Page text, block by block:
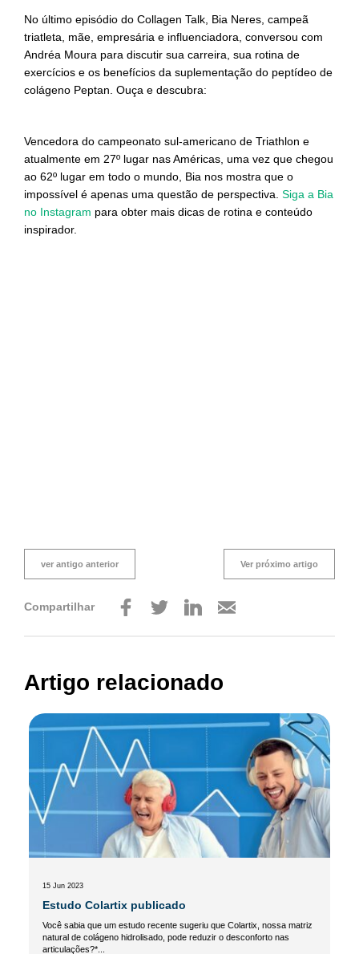
No último episódio do Collagen Talk, Bia Neres, campeã
triatleta, mãe, empresária e influenciadora, conversou com
Andréa Moura para discutir sua carreira, sua rotina de
exercícios e os benefícios da suplementação do peptídeo de
colágeno Peptan. Ouça e descubra:
Vencedora do campeonato sul-americano de Triathlon e
atualmente em 27º lugar nas Américas, uma vez que chegou
ao 62º lugar em todo o mundo, Bia nos mostra que o
impossível é apenas uma questão de perspectiva. Siga a Bia
no Instagram para obter mais dicas de rotina e conteúdo
inspirador.
ver antigo anterior Ver próximo artigo
Compartilhar
Artigo relacionado
15 Jun 2023
Estudo Colartix publicado
Você sabia que um estudo recente sugeriu que Colartix, nossa matriz
natural de colágeno hidrolisado, pode reduzir o desconforto nas
articulações?*...